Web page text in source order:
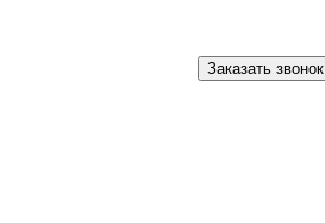
Заказать звонок